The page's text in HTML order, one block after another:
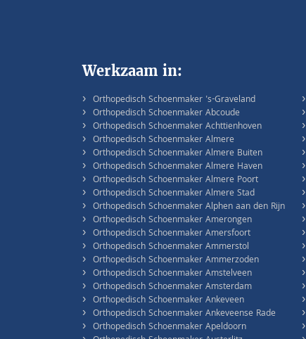
Werkzaam in:
› Orthopedisch Schoenmaker 's-Graveland
› Orthopedisch Schoenmaker Abcoude
› Orthopedisch Schoenmaker Achttienhoven
› Orthopedisch Schoenmaker Almere
› Orthopedisch Schoenmaker Almere Buiten
› Orthopedisch Schoenmaker Almere Haven
› Orthopedisch Schoenmaker Almere Poort
› Orthopedisch Schoenmaker Almere Stad
› Orthopedisch Schoenmaker Alphen aan den Rijn
› Orthopedisch Schoenmaker Amerongen
› Orthopedisch Schoenmaker Amersfoort
› Orthopedisch Schoenmaker Ammerstol
› Orthopedisch Schoenmaker Ammerzoden
› Orthopedisch Schoenmaker Amstelveen
› Orthopedisch Schoenmaker Amsterdam
› Orthopedisch Schoenmaker Ankeveen
› Orthopedisch Schoenmaker Ankeveense Rade
› Orthopedisch Schoenmaker Apeldoorn
›
›
›
›
›
›
›
›
›
›
›
›
›
›
›
›
›
›